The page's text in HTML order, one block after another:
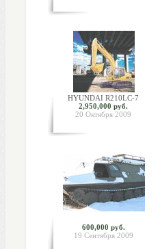
HYUNDAI R210LC-7
2,950,000 руб.
20 Октября 2009
600,000 руб.
19 Сентября 2009